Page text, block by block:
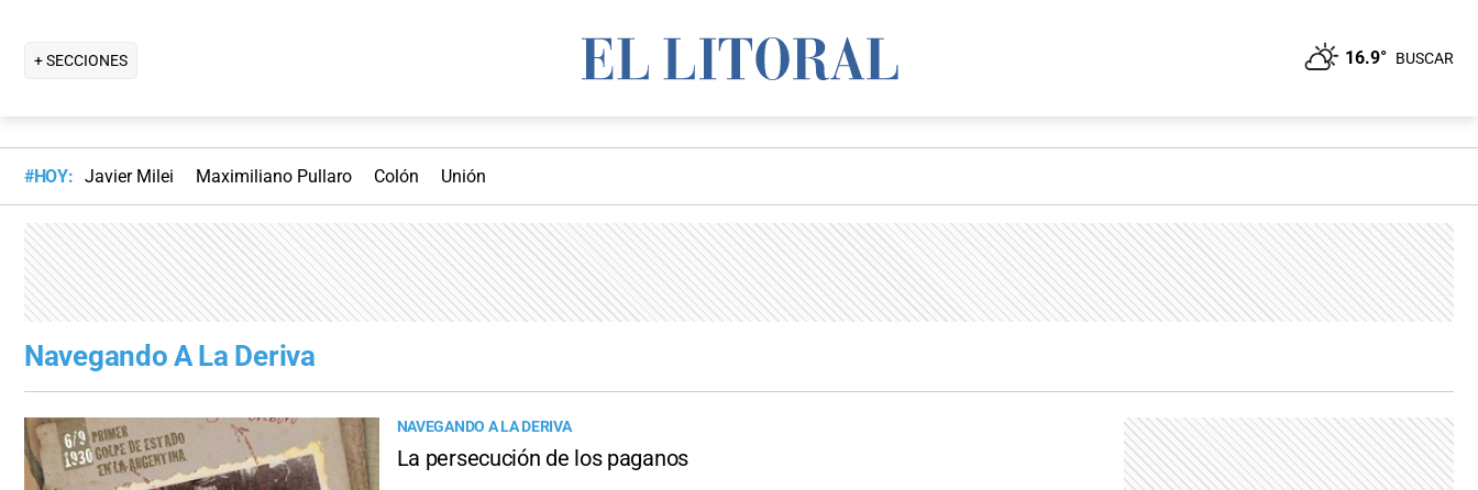
+ SECCIONES 16.9° BUSCAR
#HOY: Javier Milei Maximiliano Pullaro Colón Unión
Navegando A La Deriva
NAVEGANDO A LA DERIVA
La persecución de los paganos